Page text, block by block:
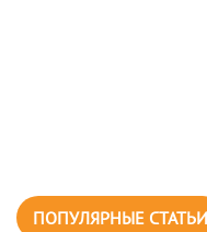
ПОПУЛЯРНЫЕ СТАТЬИ